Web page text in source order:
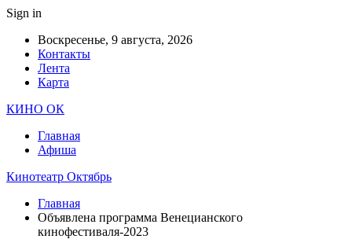
Sign in
Воскресенье, 9 августа, 2026
Контакты
Лента
Карта
КИНО ОК
Главная
Афиша
Кинотеатр Октябрь
Главная
Объявлена программа Венецианского
кинофестиваля-2023